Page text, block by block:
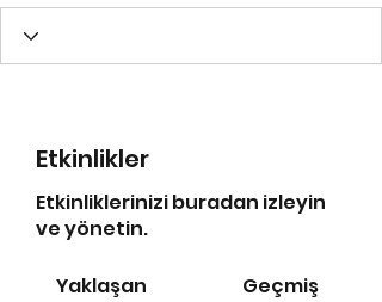
Etkinlikler
Etkinliklerinizi buradan izleyin
ve yönetin.
Yaklaşan Geçmiş